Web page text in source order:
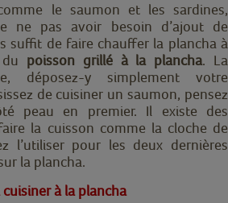
le saumon et les sardines,
ne pas avoir besoin d’ajout de
suffit de faire chauffer la plancha à
poisson grillé à la plancha. La
déposez-y simplement votre
de cuisiner un saumon, pensez
peau en premier. Il existe des
la cuisson comme la cloche de
l’utiliser pour les deux dernières
la plancha.
à la plancha